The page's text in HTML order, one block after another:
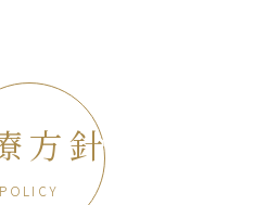
方針
POLICY